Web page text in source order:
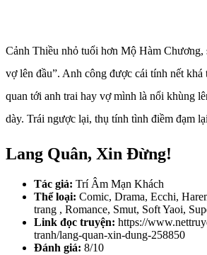
Cảnh Thiều nhỏ tuổi hơn Mộ Hàm Chương,
vợ lên đầu”. Anh công được cái tính nết
quan tới anh trai hay vợ mình là nổi khùng
dày. Trái ngược lại, thụ tính tình điềm đạm
Lang Quân, Xin Đừng!
Tác giả: Trí Âm Mạn Khách
Thể loại: Comic, Drama, Ecchi,
trang , Romance, Smut, Soft Yaoi,
Link đọc truyện: https://
tranh/lang-quan-xin-dung-258850
Đánh giá: 8/10